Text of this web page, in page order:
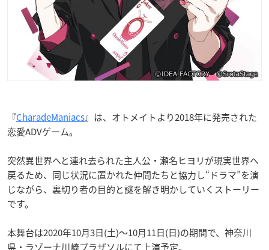
『CharadeManiacs』は、オトメイトより2018年に発売された
恋愛ADVゲーム。
突然異世界へと連れ去られた主人公・瀬名ヒヨリが現実世界へ
戻るため、同じ状況に置かれた仲間たちと協力し“ドラマ”を演
じながら、裏切り者の目的と謎を解き明かしていくストーリー
です。
本舞台は2020年10月3日(土)～10月11日(日)の期間で、神奈川
県・ラゾーナ川崎プラザソルにて上演予定。